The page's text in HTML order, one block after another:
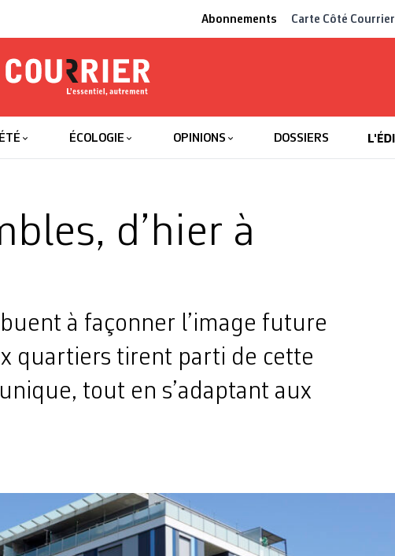
Abonnements Carte Côté Courrier
Courrier
ÉCOLOGIE OPINIONS DOSSIERS
d’hier à
à façonner l’image future
quartiers tirent parti de cette
tout en s’adaptant aux